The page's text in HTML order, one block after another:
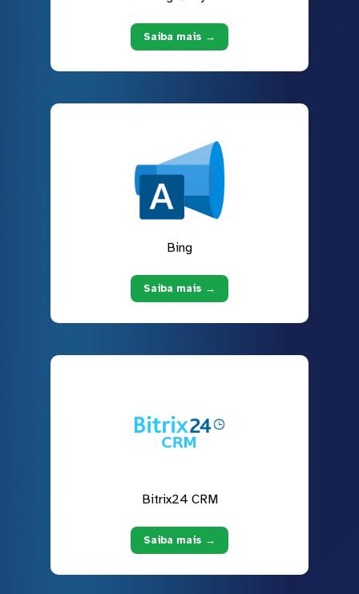
Saiba mais →
Bing
Saiba mais →
Bitrix24 CRM
Saiba mais →